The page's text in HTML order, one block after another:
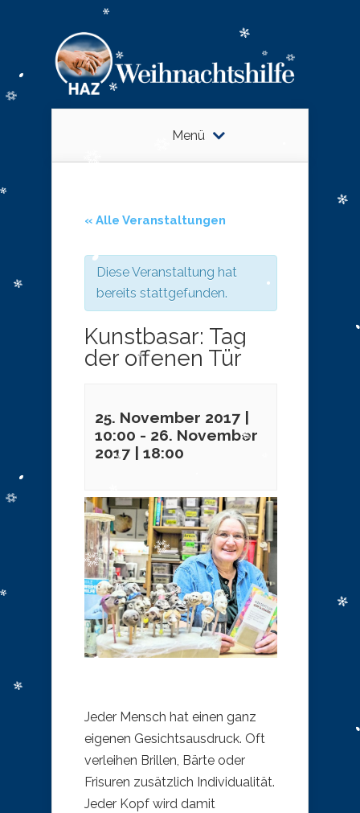
Menü
« Alle Veranstaltungen
Diese Veranstaltung hat
bereits stattgefunden.
Kunstbasar: Tag
der offenen Tür
25. November 2017 |
10:00 - 26. November
2017 | 18:00
Jeder Mensch hat einen ganz
eigenen Gesichtsausdruck. Oft
verleihen Brillen, Bärte oder
Frisuren zusätzlich Individualität.
Jeder Kopf wird damit